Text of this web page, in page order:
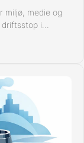
miljø, medie og
driftsstop i